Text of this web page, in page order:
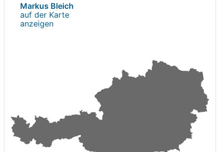
Markus Bleich
auf der Karte
anzeigen